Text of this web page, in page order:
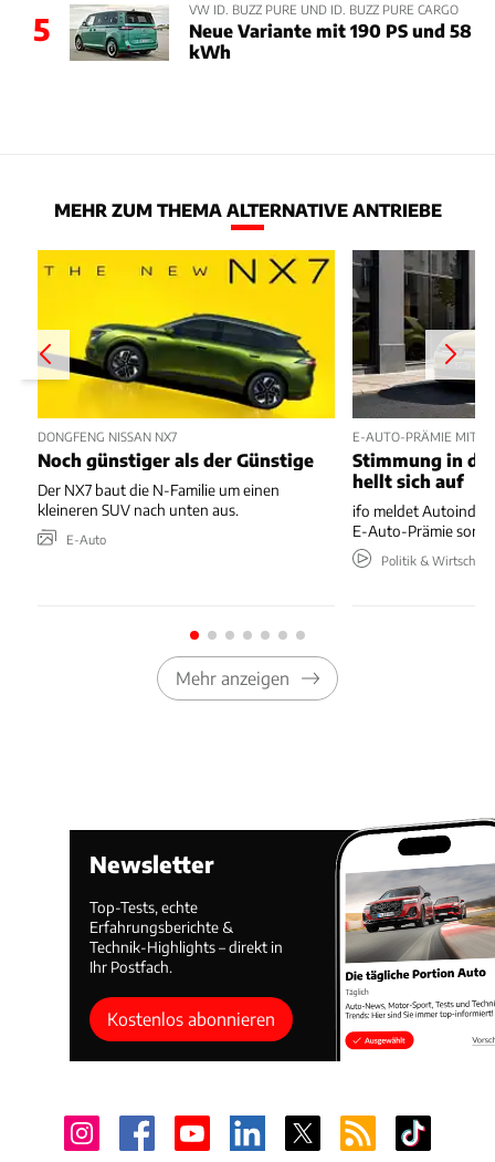
5
VW ID. BUZZ PURE UND ID. BUZZ PURE CARGO
Neue Variante mit 190 PS und 58
kWh
MEHR ZUM THEMA ALTERNATIVE ANTRIEBE
DONGFENG NISSAN NX7
Noch günstiger als der Günstige
Der NX7 baut die N-Familie um einen
kleineren SUV nach unten aus.
E-Auto
E-AUTO-PRÄMIE MIT
Stimmung in
hellt sich auf
ifo meldet
E-Auto-Prämie
Politik & Wirtschaft
Mehr anzeigen
Newsletter
Top-Tests, echte
Erfahrungsberichte &
Technik-Highlights – direkt in
Ihr Postfach.
Kostenlos abonnieren